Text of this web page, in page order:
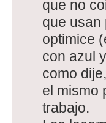
que no
que usan
optimice
con azul
como
el mismo
trabajo.